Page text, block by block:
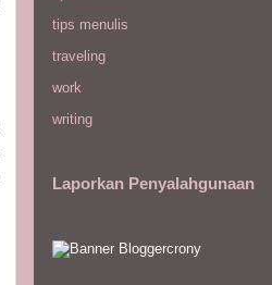
tips menulis
traveling
work
writing
Laporkan Penyalahgunaan